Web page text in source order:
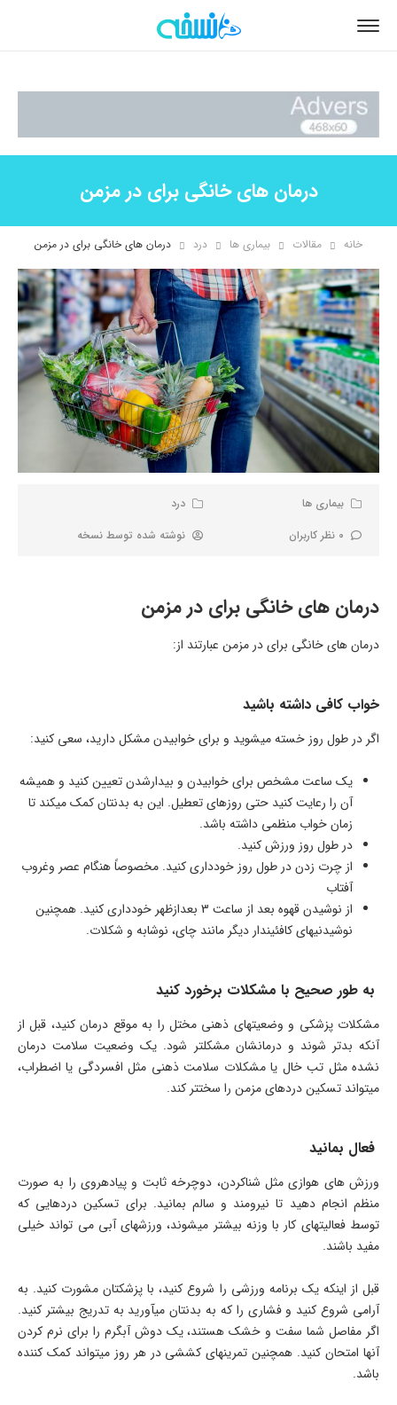
درمان های خانگی برای در مزمن
خانه مقالات بیماری ها درد درمان های خانگی برای در مزمن
بیماری ها
درد
0 نظر کاربران
نوشته شده توسط نسخه
درمان های خانگی برای در مزمن
درمان های خانگی برای در مزمن عبارتند از:
خواب کافی داشته باشید
اگر در طول روز خسته می­شوید و برای خوابیدن مشکل دارید، سعی کنید:
یک ساعت مشخص برای خوابیدن و بیدارشدن تعیین کنید و همیشه
آن را رعایت کنید حتی روزهای تعطیل. این به بدنتان کمک می­کند تا
زمان خواب منظمی داشته باشد.
در طول روز ورزش کنید.
از چرت زدن در طول روز خودداری کنید. مخصوصاً هنگام عصر وغروب
آفتاب
از نوشیدن قهوه بعد از ساعت 3 بعدازظهر خودداری کنید. همچنین
نوشیدنی­های کافئین­دار دیگر مانند چای، نوشابه و شکلات.
به طور صحیح با مشکلات برخورد کنید
مشکلات پزشکی و وضعیت­های ذهنی مختل را به موقع درمان کنید، قبل از
آنکه بدتر شوند و درمانشان مشکل­تر شود. یک وضعیت سلامت درمان
نشده مثل تب خال یا مشکلات سلامت ذهنی مثل افسردگی یا اضطراب،
می­تواند تسکین دردهای مزمن را سخت­تر کند.
فعال بمانید
ورزش­ های هوازی مثل شناکردن، دوچرخه ثابت و پیاده­روی را به صورت
منظم انجام دهید تا نیرومند و سالم بمانید. برای تسکین دردهایی که
توسط فعالیت­های کار با وزنه بیشتر می­شوند، ورزش­های آبی می ­تواند خیلی
مفید باشند.
قبل از اینکه یک برنامه ورزشی را شروع کنید، با پزشکتان مشورت کنید. به
آرامی شروع کنید و فشاری را که به بدنتان می­آورید به تدریج بیشتر کنید.
اگر مفاصل شما سفت و خشک هستند، یک دوش آب­گرم را برای نرم کردن
آن­ها امتحان کنید. همچنین تمرین­های کششی در هر روز می­تواند کمک کننده
باشد.